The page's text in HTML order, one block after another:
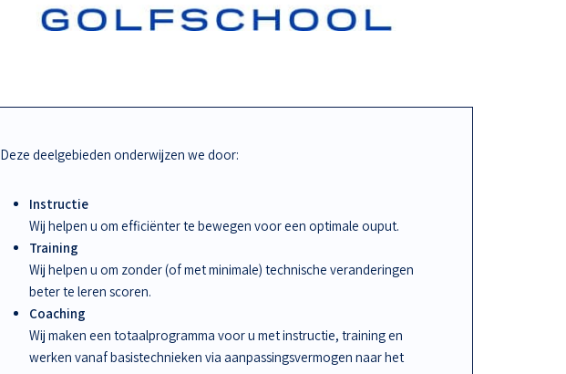
Deze deelgebieden onderwijzen we door:
Instructie
Wij helpen u om efficiënter te bewegen voor een optimale ouput.
Training
Wij helpen u om zonder (of met minimale) technische veranderingen
beter te leren scoren.
Coaching
Wij maken een totaalprogramma voor u met instructie, training en
werken vanaf basistechnieken via aanpassingsvermogen naar het